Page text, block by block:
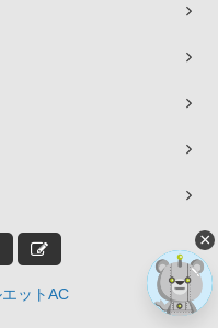
ットAC
×